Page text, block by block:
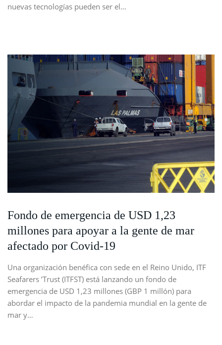
nuevas tecnologías pueden ser el…
Fondo de emergencia de USD 1,23
millones para apoyar a la gente de mar
afectado por Covid-19
Una organización benéfica con sede en el Reino Unido, ITF
Seafarers ’Trust (ITFST) está lanzando un fondo de
emergencia de USD 1,23 millones (GBP 1 millón) para
abordar el impacto de la pandemia mundial en la gente de
mar y…